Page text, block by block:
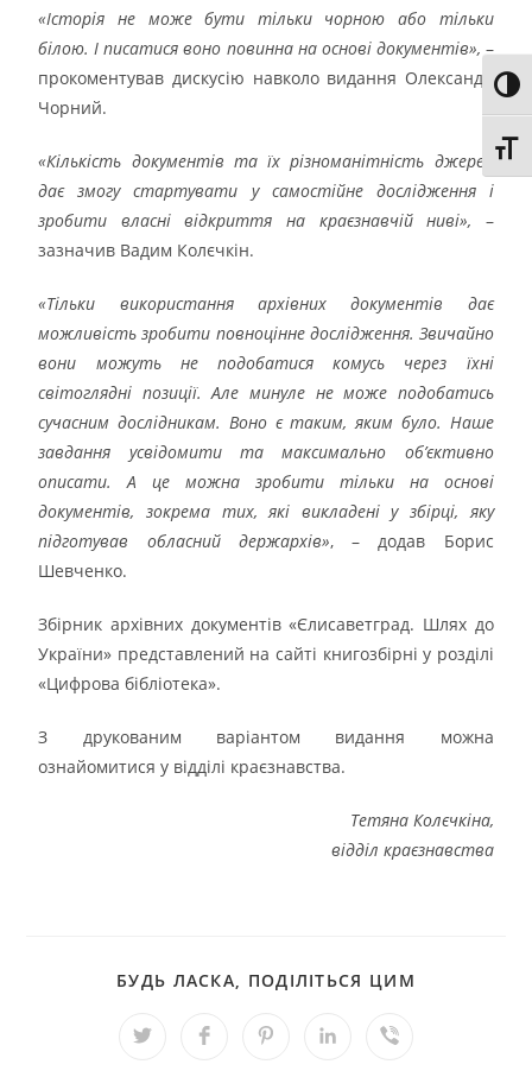
«Історія не може бути тільки чорною або тільки
білою. І писатися воно повинна на основі документів», –
прокоментував дискусію навколо видання Олександр
Чорний.
«Кількість документів та їх різноманітність джерел
дає змогу стартувати у самостійне дослідження і
зробити власні відкриття на краєзнавчій ниві», –
зазначив Вадим Колєчкін.
«Тільки використання архівних документів дає
можливість зробити повноцінне дослідження. Звичайно
вони можуть не подобатися комусь через їхні
світоглядні позиції. Але минуле не може подобатись
сучасним дослідникам. Воно є таким, яким було. Наше
завдання усвідомити та максимально об’єктивно
описати. А це можна зробити тільки на основі
документів, зокрема тих, які викладені у збірці, яку
підготував обласний держархів», – додав Борис
Шевченко.
Збірник архівних документів «Єлисаветград. Шлях до
України» представлений на сайті книгозбірні у розділі
«Цифрова бібліотека».
З друкованим варіантом видання можна
ознайомитися у відділі краєзнавства.
Тетяна Колєчкіна,
відділ краєзнавства
БУДЬ ЛАСКА, ПОДІЛІТЬСЯ ЦИМ